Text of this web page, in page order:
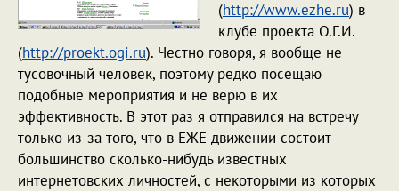
(http://www.ezhe.ru) в
клубе проекта О.Г.И.
(http://proekt.ogi.ru). Честно говоря, я вообще не
тусовочный человек, поэтому редко посещаю
подобные мероприятия и не верю в их
эффективность. В этот раз я отправился на встречу
только из-за того, что в ЕЖЕ-движении состоит
большинство сколько-нибудь известных
интернетовских личностей, с некоторыми из которых